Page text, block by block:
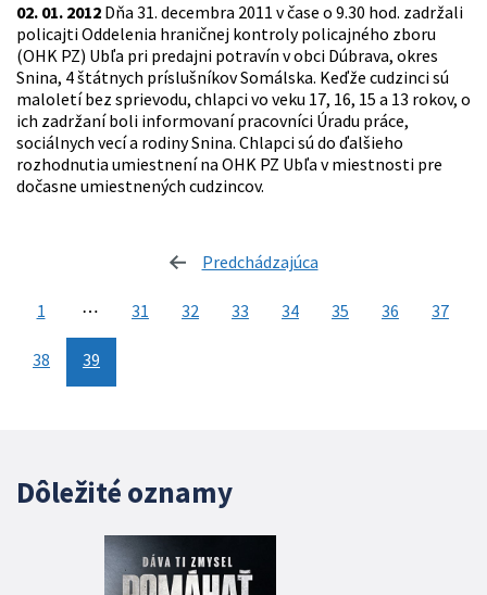
02. 01. 2012 Dňa 31. decembra 2011 v čase o 9.30 hod. zadržali
policajti Oddelenia hraničnej kontroly policajného zboru
(OHK PZ) Ubľa pri predajni potravín v obci Dúbrava, okres
Snina, 4 štátnych príslušníkov Somálska. Keďže cudzinci sú
maloletí bez sprievodu, chlapci vo veku 17, 16, 15 a 13 rokov, o
ich zadržaní boli informovaní pracovníci Úradu práce,
sociálnych vecí a rodiny Snina. Chlapci sú do ďalšieho
rozhodnutia umiestnení na OHK PZ Ubľa v miestnosti pre
dočasne umiestnených cudzincov.
Predchádzajúca
1 ⋯ 31 32 33 34 35 36 37
38 39
Dôležité oznamy